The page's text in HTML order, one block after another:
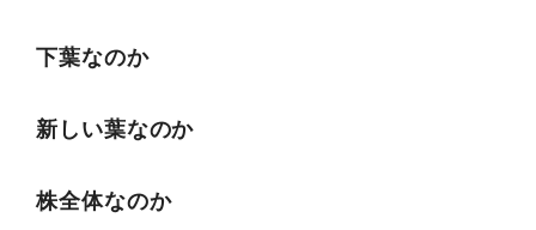
下葉なのか
新しい葉なのか
株全体なのか